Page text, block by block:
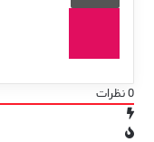
0نظرات